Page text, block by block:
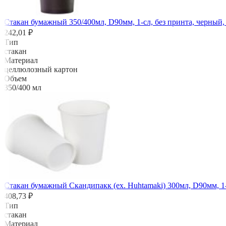
Стакан бумажный 350/400мл, D90мм, 1-сл, без принта,
242,01 ₽
Тип
стакан
Материал
целлюлозный картон
Объем
350/400 мл
Стакан бумажный Скандипакк (ех. Huhtamaki) 300мл, D90мм,
408,73 ₽
Тип
стакан
Материал